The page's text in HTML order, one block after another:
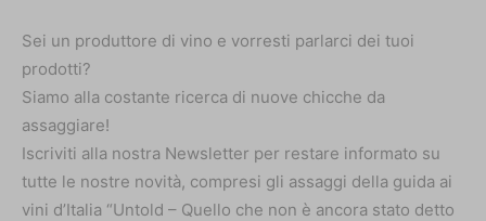
Sei un produttore di vino e vorresti parlarci dei tuoi
prodotti?
Siamo alla costante ricerca di nuove chicche da
assaggiare!
Iscriviti alla nostra Newsletter per restare informato su
tutte le nostre novità, compresi gli assaggi della guida ai
vini d’Italia “Untold – Quello che non è ancora stato detto